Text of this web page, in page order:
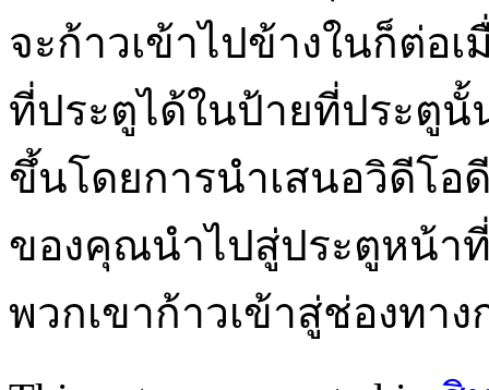
จะก้าวเข้าไปข้างในก็ต่อ
ที่ประตูได้ในป้ายที่ประตูนั้
ขึ้นโดยการนำเสนอวิดีโอ
ของคุณนำไปสู่ประตูหน้า
พวกเขาก้าวเข้าสู่ช่องทา